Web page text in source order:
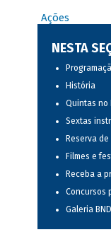
Ações
NESTA
História
Quintas no
Sextas
Reserva
Filmes e
Receba a
Concursos
Galeria